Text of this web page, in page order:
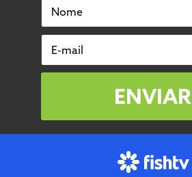
Nome
E-mail
ENVIAR